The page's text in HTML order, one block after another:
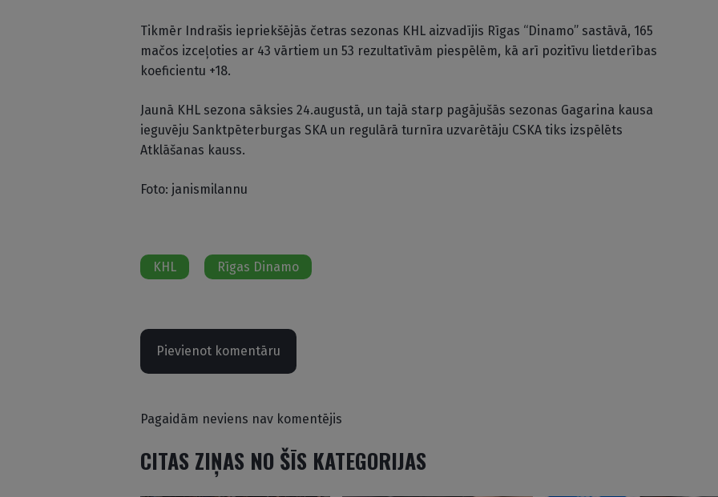
Tikmēr Indrašis iepriekšējās četras sezonas KHL aizvadījis Rīgas “Dinamo” sastāvā, 165
mačos izceļoties ar 43 vārtiem un 53 rezultatīvām piespēlēm, kā arī pozitīvu lietderības
koeficientu +18.
Jaunā KHL sezona sāksies 24.augustā, un tajā starp pagājušās sezonas Gagarina kausa
ieguvēju Sanktpēterburgas SKA un regulārā turnīra uzvarētāju CSKA tiks izspēlēts
Atklāšanas kauss.
Foto: janismilannu
KHL Rīgas Dinamo
Pievienot komentāru
Pagaidām neviens nav komentējis
CITAS ZIŅAS NO ŠĪS KATEGORIJAS